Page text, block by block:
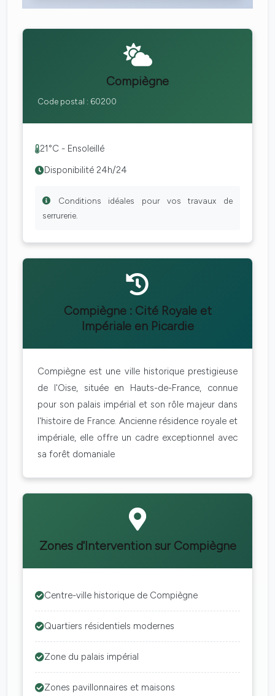
Compiègne
Code postal : 60200
21°C - Ensoleillé
Disponibilité 24h/24
Conditions idéales pour vos travaux de
serrurerie.
Compiègne : Cité Royale et
Impériale en Picardie
Compiègne est une ville historique prestigieuse
de l'Oise, située en Hauts-de-France, connue
pour son palais impérial et son rôle majeur dans
l'histoire de France. Ancienne résidence royale et
impériale, elle offre un cadre exceptionnel avec
sa forêt domaniale
Zones d'Intervention sur Compiègne
Centre-ville historique de Compiègne
Quartiers résidentiels modernes
Zone du palais impérial
Zones pavillonnaires et maisons